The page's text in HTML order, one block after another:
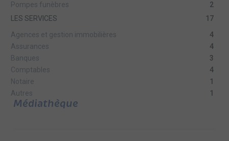
Pompes funèbres
2
LES SERVICES
17
Agences et gestion immobilières
4
Assurances
4
Banques
3
Comptables
4
Notaire
1
Autres
1
Médiathèque